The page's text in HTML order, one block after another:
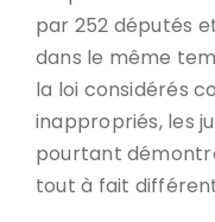
par 252 députés
dans le même
la loi considérés
inappropriés, les
pourtant
tout à fait